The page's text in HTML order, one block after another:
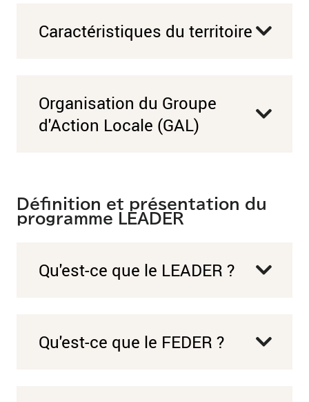
Caractéristiques du territoire
Organisation du Groupe
d'Action Locale (GAL)
Définition et présentation du
programme LEADER
Qu'est-ce que le LEADER ?
Qu'est-ce que le FEDER ?